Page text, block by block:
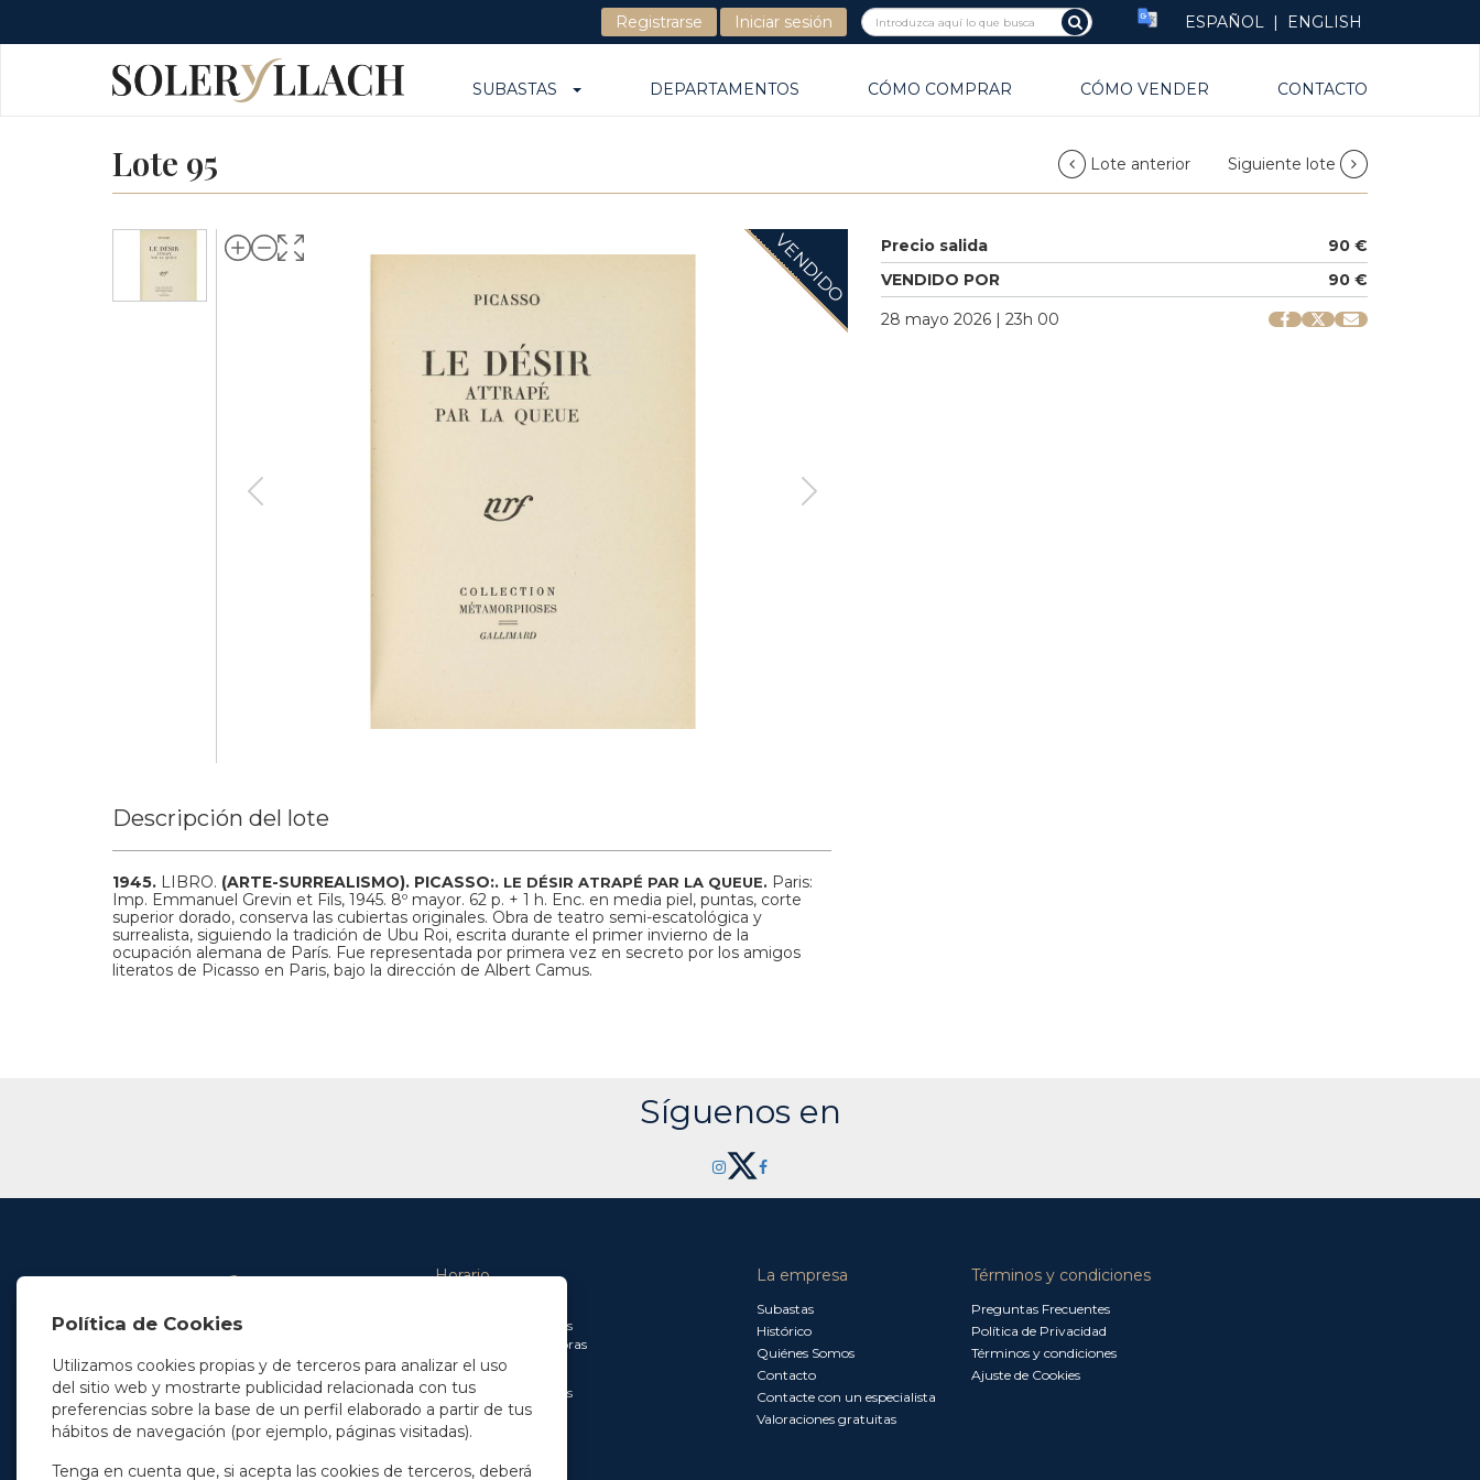
Registrarse Iniciar sesión ESPAÑOL | ENGLISH
SUBASTAS DEPARTAMENTOS CÓMO COMPRAR CÓMO VENDER CONTACTO
Lote 95 Lote anterior Siguiente lote
VENDIDO Precio salida
90 €
VENDIDO POR
90 €
28 mayo 2026 | 23h 00
Descripción del lote
1945. LIBRO. (ARTE-SURREALISMO). PICASSO:. LE DÉSIR ATRAPÉ PAR LA QUEUE. Paris:
Imp. Emmanuel Grevin et Fils, 1945. 8º mayor. 62 p. + 1 h. Enc. en media piel, puntas, corte
superior dorado, conserva las cubiertas originales. Obra de teatro semi-escatológica y
surrealista, siguiendo la tradición de Ubu Roi, escrita durante el primer invierno de la
ocupación alemana de París. Fue representada por primera vez en secreto por los amigos
literatos de Picasso en Paris, bajo la dirección de Albert Camus.
Síguenos en
En Madrid
info@soleryllach.com
En Barcelona
Beethoven 13
+34 93 201 87 33
Horario
De 9.00 a 13.30 horas
y de 14.30 a 18.00 horas
Viernes:
De 8.30 a 15.00 horas
La empresa
Subastas
Histórico
Quiénes Somos
Contacto
Contacte con un especialista
Valoraciones gratuitas
Términos y condiciones
Preguntas Frecuentes
Política de Privacidad
Términos y condiciones
Ajuste de Cookies
Política de Cookies
Utilizamos cookies propias y de terceros para analizar el uso
del sitio web y mostrarte publicidad relacionada con tus
preferencias sobre la base de un perfil elaborado a partir de tus
hábitos de navegación (por ejemplo, páginas visitadas).
Tenga en cuenta que, si acepta las cookies de terceros, deberá